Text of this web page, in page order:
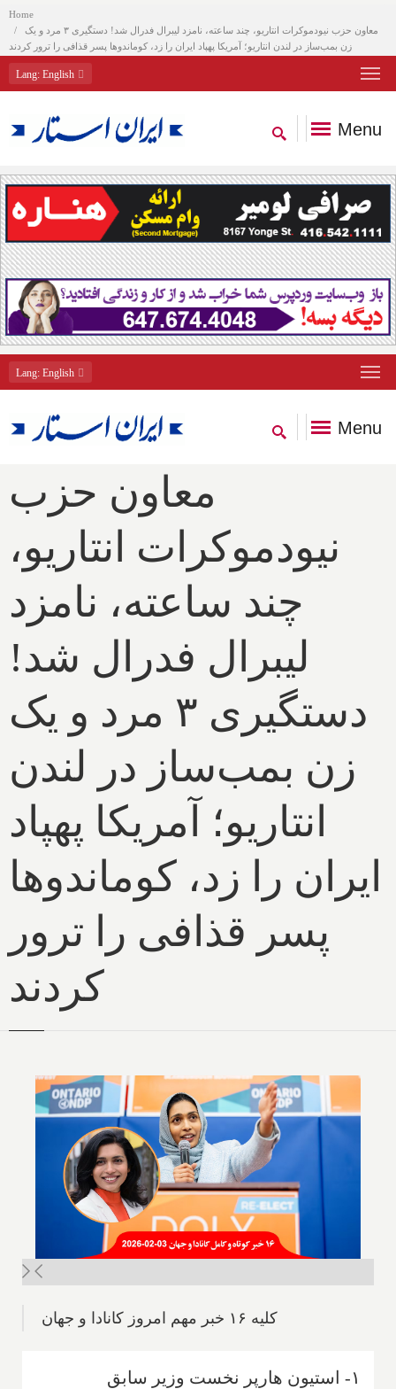
Home
معاون حزب نیودموکرات انتاریو، چند ساعته، نامزد لیبرال فدرال شد! دستگیری ۳ مرد و یک
زن بمب‌ساز در لندن انتاریو؛ آمریکا پهپاد ایران را زد، کوماندوها پسر قذافی را ترور کردند
Lang: English
Menu
Lang: English
Menu
معاون حزب
نیودموکرات انتاریو،
چند ساعته، نامزد
لیبرال فدرال شد!
دستگیری ۳ مرد و یک
زن بمب‌ساز در لندن
انتاریو؛ آمریکا پهپاد
ایران را زد، کوماندوها
پسر قذافی را ترور
کردند
کلیه ۱۶ خبر مهم امروز کانادا و جهان
۱- استیون هارپر نخست وزیر سابق